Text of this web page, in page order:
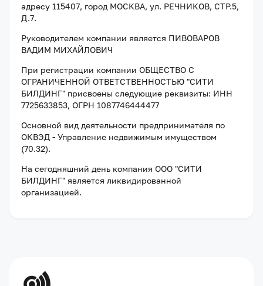
адресу 115407, город МОСКВА, ул. РЕЧНИКОВ, СТР.5,
Д.7.
Руководителем компании является ПИВОВАРОВ
ВАДИМ МИХАЙЛОВИЧ
При регистрации компании ОБЩЕСТВО С
ОГРАНИЧЕННОЙ ОТВЕТСТВЕННОСТЬЮ "СИТИ
БИЛДИНГ" присвоены следующие реквизиты: ИНН
7725633853, ОГРН 1087746444477
Основной вид деятельности предпринимателя по
ОКВЭД - Управление недвижимым имуществом
(70.32).
На сегодняшний день компания ООО "СИТИ
БИЛДИНГ" является ликвидированной
организацией.